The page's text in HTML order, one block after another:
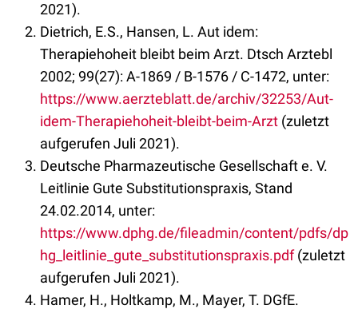
2021).
Dietrich, E.S., Hansen, L. Aut idem:
Therapiehoheit bleibt beim Arzt. Dtsch Arztebl
2002; 99(27): A-1869 / B-1576 / C-1472, unter:
https://www.aerzteblatt.de/archiv/32253/Aut-
idem-Therapiehoheit-bleibt-beim-Arzt (zuletzt
aufgerufen Juli 2021).
Deutsche Pharmazeutische Gesellschaft e. V.
Leitlinie Gute Substitutionspraxis, Stand
24.02.2014, unter:
https://www.dphg.de/fileadmin/content/pdfs/dp
hg_leitlinie_gute_substitutionspraxis.pdf(zuletzt
aufgerufen Juli 2021).
Hamer, H., Holtkamp, M., Mayer, T. DGfE.